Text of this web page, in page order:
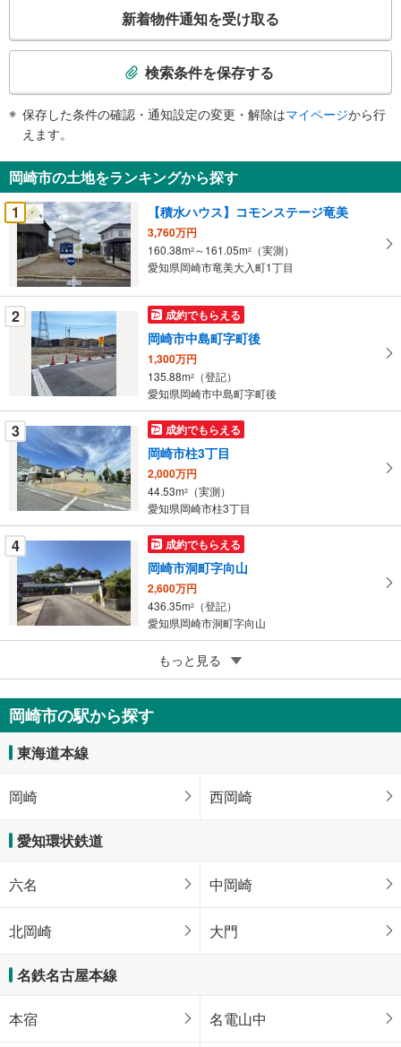
検
知
を
受
け
取
る
・
条
件
ー
ジ
に
保
る
新着物件通知を受け取る
検索条件を保存する
保存した条件の確認・通知設定の変更・解除はマイページから行
えます。
岡崎市の土地をランキングから探す
1
【積水ハウス】コモンステージ竜美
3,760万円
160.38m2 ～161.05m2
（実測）
愛知県岡崎市竜美大入町1丁目
2 成約でもらえる
岡崎市中島町字町後
1,300万円
135.88m2
（登記）
愛知県岡崎市中島町字町後
3 成約でもらえる
岡崎市柱3丁目
2,000万円
44.53m2
（実測）
愛知県岡崎市柱3丁目
4 成約でもらえる
岡崎市洞町字向山
2,600万円
436.35m2
（登記）
愛知県岡崎市洞町字向山
岡崎市若松町字宮前
100万円
61.68m2（登記）
愛知県岡崎市若松町字宮前
もっと見る
岡崎市の駅から探す
東海道本線
岡崎 西岡崎
愛知環状鉄道
六名 中岡崎
北岡崎 大門
名鉄名古屋本線
本宿 名電山中